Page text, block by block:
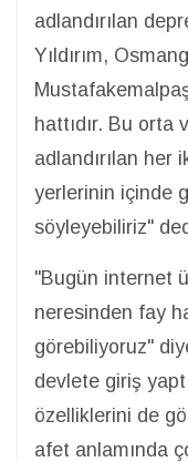
adlandırılan
Yıldırım,
hattıdır. Bu orta
adlandırılan her
yerlerinin içinde
söyleyebiliriz"
"Bugün internet
neresinden fay
görebiliyoruz"
devlete giriş
özelliklerini de
afet anlamında